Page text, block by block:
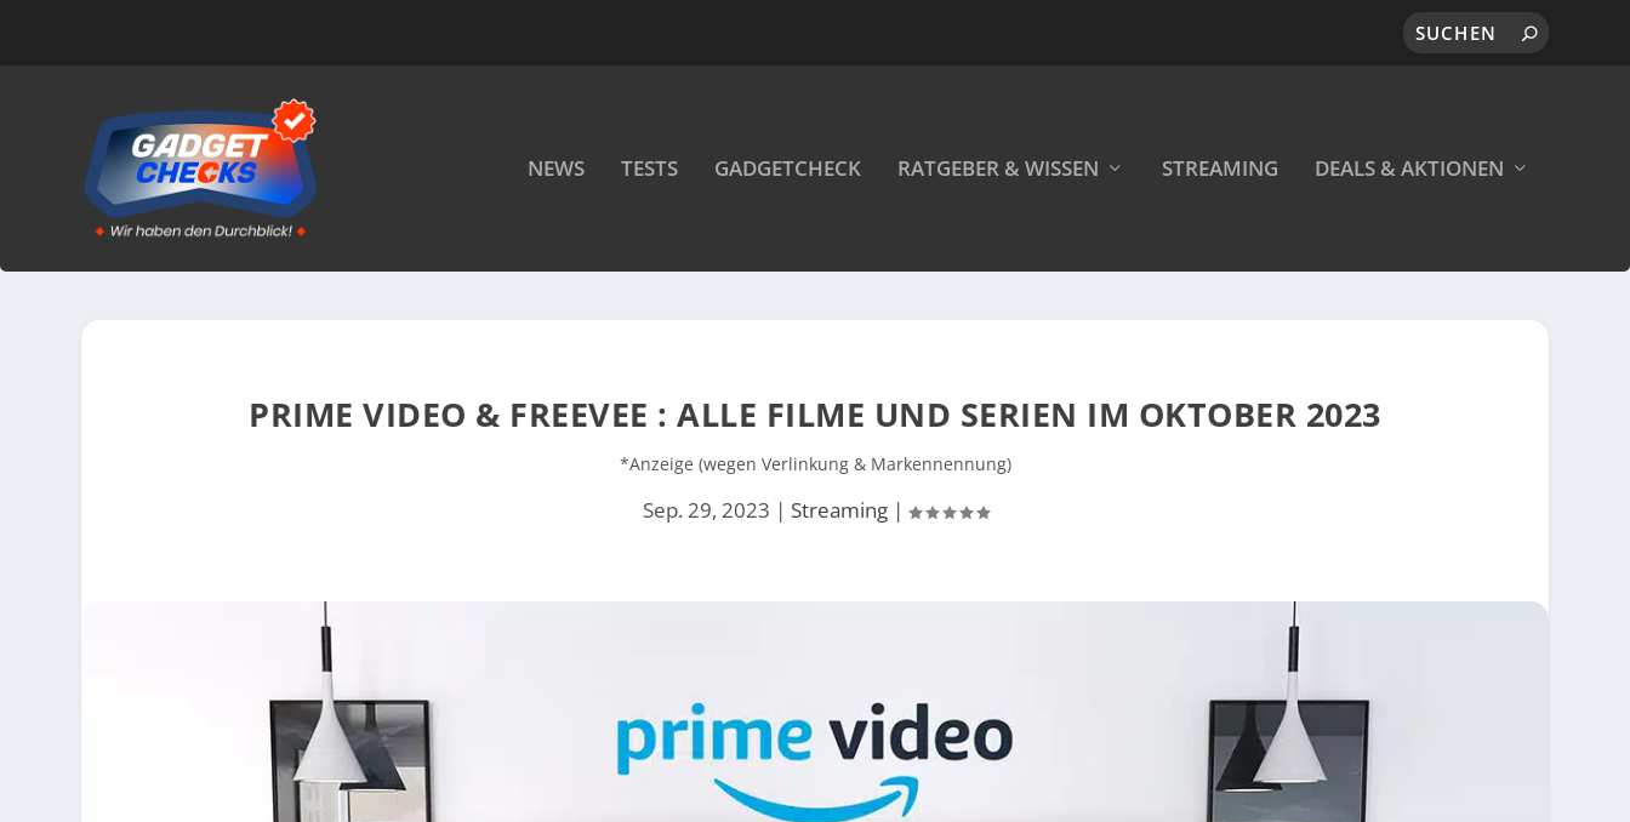
NEWS TESTS GADGETCHECK RATGEBER & WISSEN STREAMING DEALS & AKTIONEN
PRIME VIDEO & FREEVEE : ALLE FILME UND SERIEN IM OKTOBER 2023
*Anzeige (wegen Verlinkung & Markennennung)
Sep. 29, 2023 | Streaming|